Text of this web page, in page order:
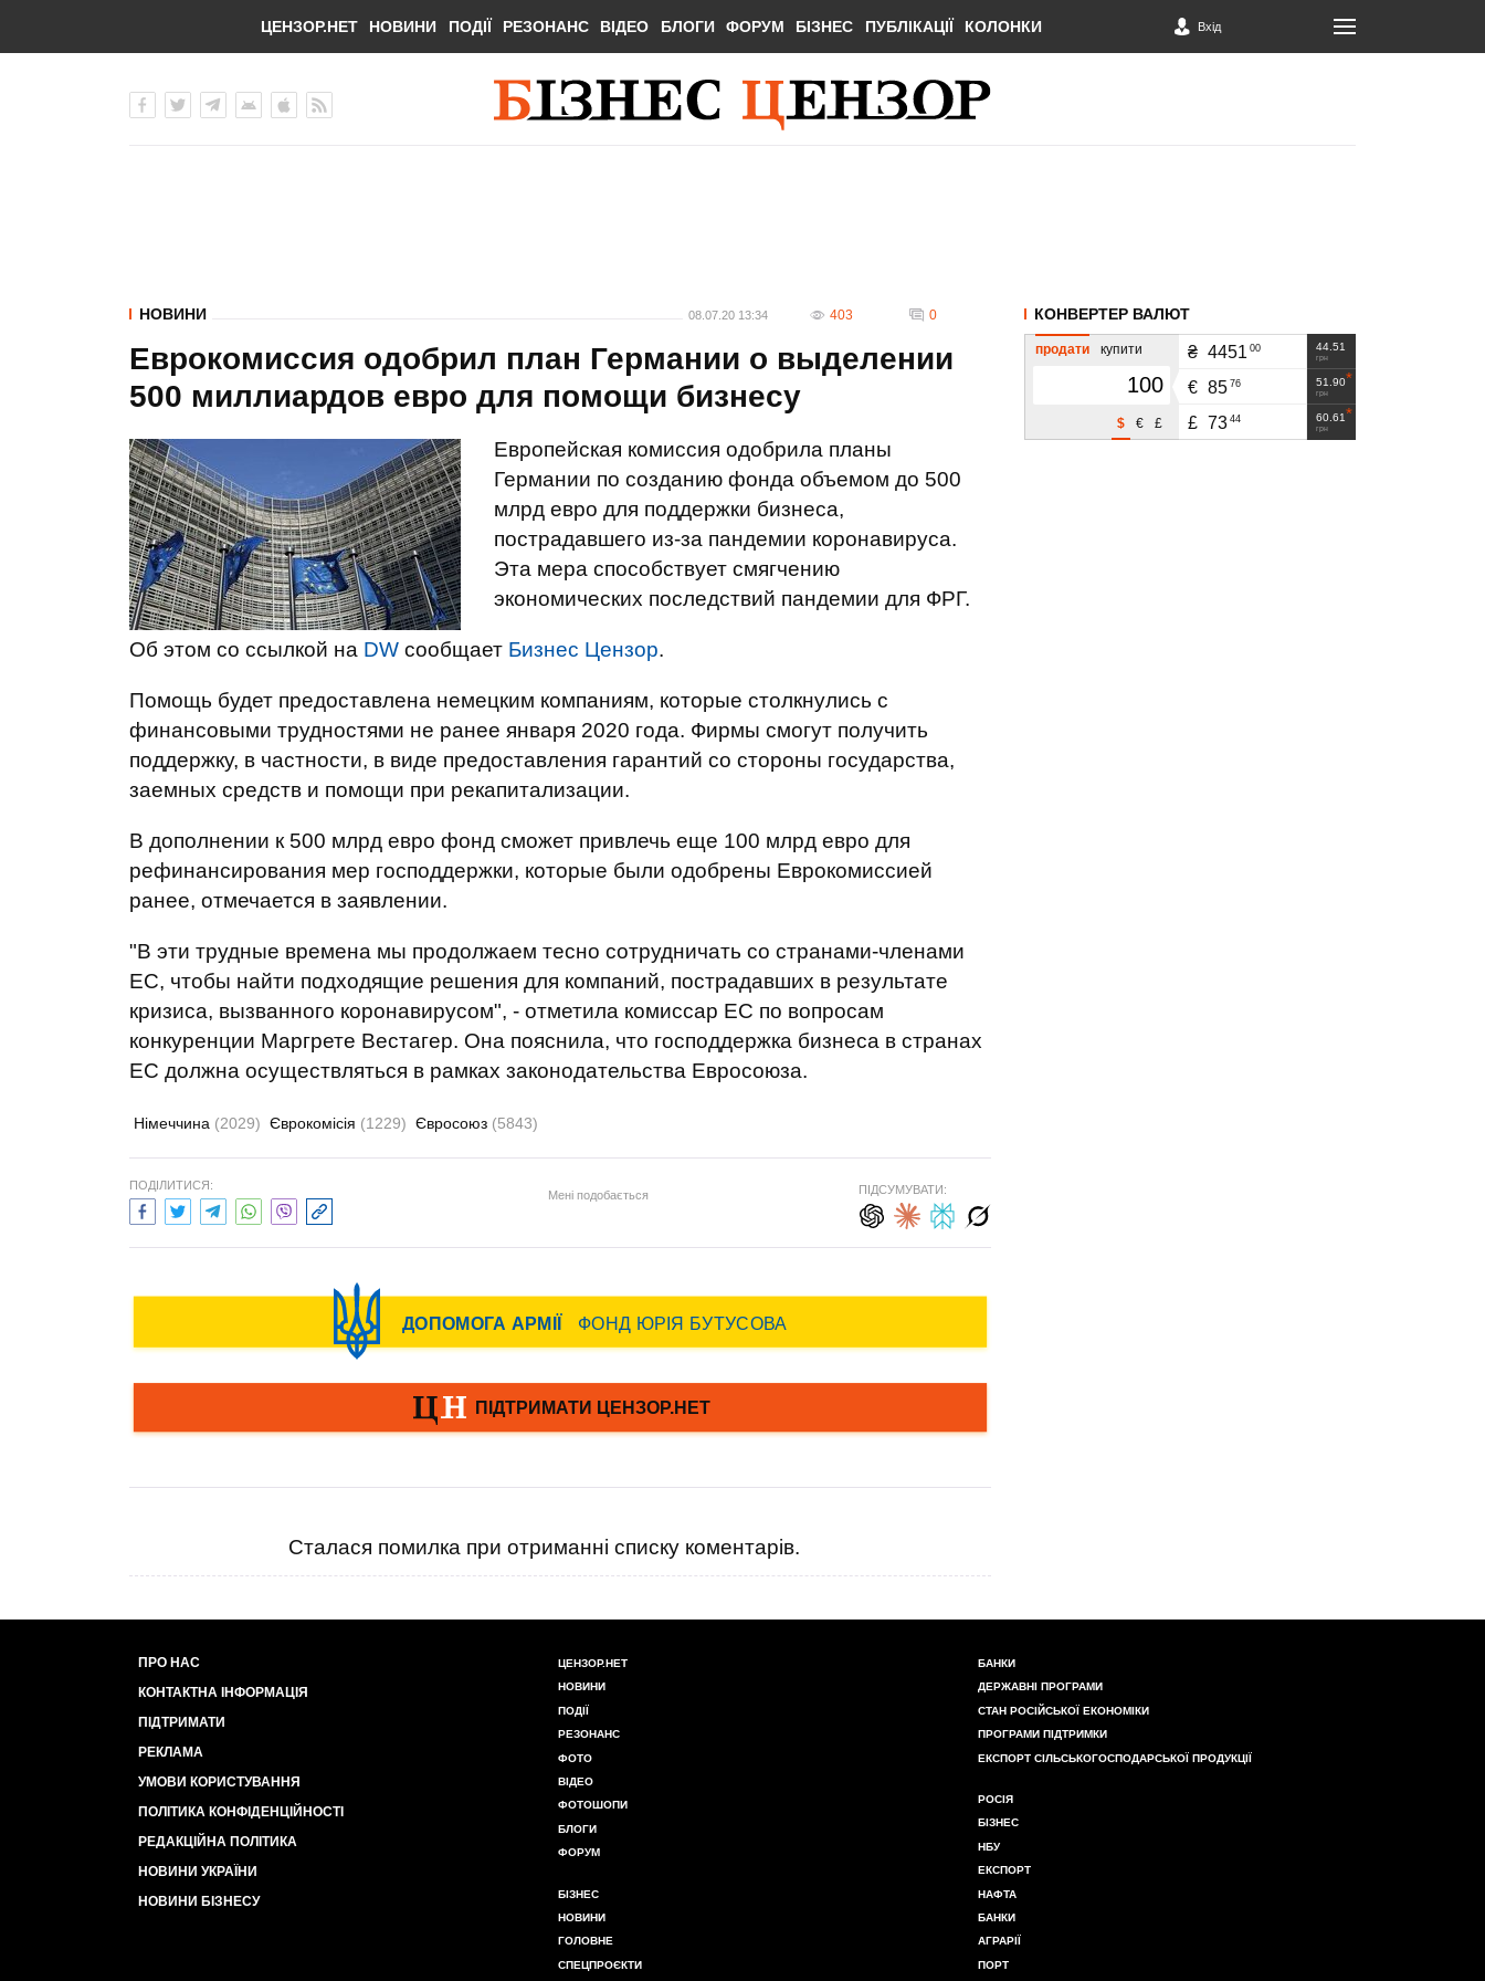
ЦЕНЗОР.НЕТ НОВИНИ ПОДІЇ РЕЗОНАНС ВІДЕО БЛОГИ ФОРУМ БІЗНЕС ПУБЛІКАЦІЇ КОЛОНКИ Вхід
НОВИНИ 08.07.20 13:34 403 0
Еврокомиссия одобрил план Германии о выделении
500 миллиардов евро для помощи бизнесу
Европейская комиссия одобрила планы
Германии по созданию фонда объемом до 500
млрд евро для поддержки бизнеса,
пострадавшего из-за пандемии коронавируса.
Эта мера способствует смягчению
экономических последствий пандемии для ФРГ.
Об этом со ссылкой на DW сообщает Бизнес Цензор.
Помощь будет предоставлена немецким компаниям, которые столкнулись с
финансовыми трудностями не ранее января 2020 года. Фирмы смогут получить
поддержку, в частности, в виде предоставления гарантий со стороны государства,
заемных средств и помощи при рекапитализации.
В дополнении к 500 млрд евро фонд сможет привлечь еще 100 млрд евро для
рефинансирования мер господдержки, которые были одобрены Еврокомиссией
ранее, отмечается в заявлении.
"В эти трудные времена мы продолжаем тесно сотрудничать со странами-членами
ЕС, чтобы найти подходящие решения для компаний, пострадавших в результате
кризиса, вызванного коронавирусом", - отметила комиссар ЕС по вопросам
конкуренции Маргрете Вестагер. Она пояснила, что господдержка бизнеса в странах
ЕС должна осуществляться в рамках законодательства Евросоюза.
Німеччина (2029) Єврокомісія (1229) Євросоюз (5843)
ПОДІЛИТИСЯ:
Мені подобається ПІДСУМУВАТИ:
Сталася помилка при отриманні списку коментарів.
КОНВЕРТЕР ВАЛЮТ
продати купити
£
€
$
44.51
грн
₴ 4451 00
51.90
грн
€ 85 76
60.61
грн
£ 73 44
ПРО НАС
КОНТАКТНА ІНФОРМАЦІЯ
ПІДТРИМАТИ
РЕКЛАМА
УМОВИ КОРИСТУВАННЯ
ПОЛІТИКА КОНФІДЕНЦІЙНОСТІ
РЕДАКЦІЙНА ПОЛІТИКА
НОВИНИ УКРАЇНИ
НОВИНИ БІЗНЕСУ
ЦЕНЗОР.НЕТ
НОВИНИ
ПОДІЇ
РЕЗОНАНС
ФОТО
ВІДЕО
ФОТОШОПИ
БЛОГИ
ФОРУМ
БІЗНЕС
НОВИНИ
ГОЛОВНЕ
СПЕЦПРОЄКТИ
БАНКИ
ДЕРЖАВНІ ПРОГРАМИ
СТАН РОСІЙСЬКОЇ ЕКОНОМІКИ
ПРОГРАМИ ПІДТРИМКИ
ЕКСПОРТ СІЛЬСЬКОГОСПОДАРСЬКОЇ ПРОДУКЦІЇ
РОСІЯ
БІЗНЕС
НБУ
ЕКСПОРТ
НАФТА
БАНКИ
АГРАРІЇ
ПОРТ